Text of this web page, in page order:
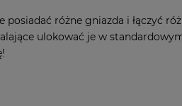
posiadać różne gniazda i łączyć
ulokować je w